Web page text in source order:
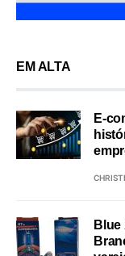
EM ALTA
E-